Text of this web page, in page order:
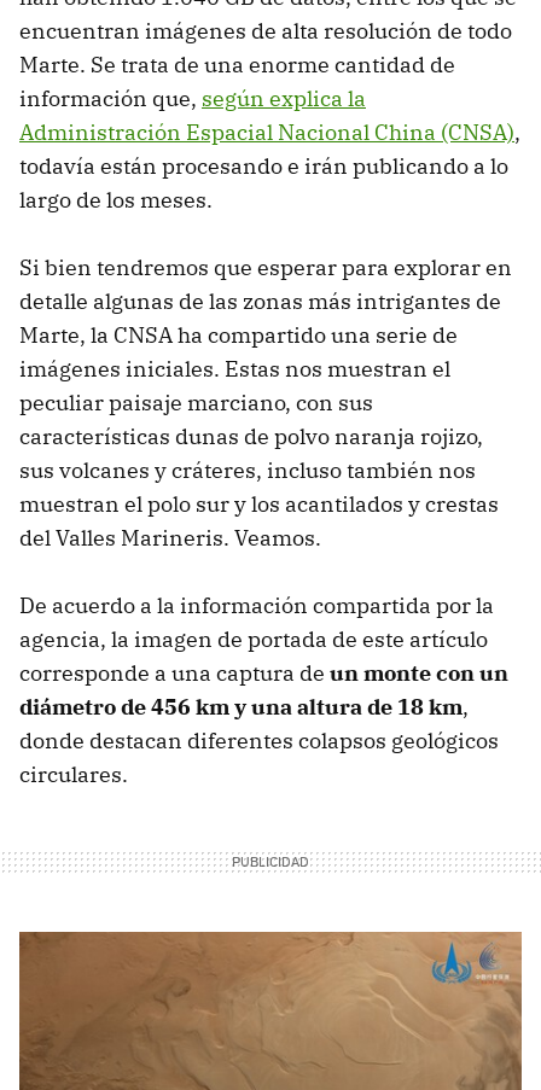
encuentran imágenes de alta resolución de todo
Marte. Se trata de una enorme cantidad de
información que, según explica la
Administración Espacial Nacional China (CNSA),
todavía están procesando e irán publicando a lo
largo de los meses.
Si bien tendremos que esperar para explorar en
detalle algunas de las zonas más intrigantes de
Marte, la CNSA ha compartido una serie de
imágenes iniciales. Estas nos muestran el
peculiar paisaje marciano, con sus
características dunas de polvo naranja rojizo,
sus volcanes y cráteres, incluso también nos
muestran el polo sur y los acantilados y crestas
del Valles Marineris. Veamos.
De acuerdo a la información compartida por la
agencia, la imagen de portada de este artículo
corresponde a una captura de un monte con un
diámetro de 456 km y una altura de 18 km,
donde destacan diferentes colapsos geológicos
circulares.